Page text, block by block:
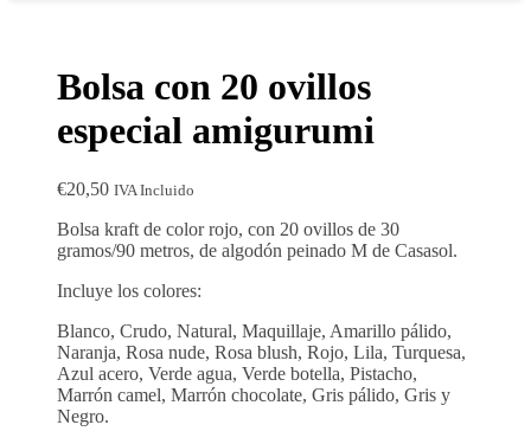
Bolsa con 20 ovillos
especial amigurumi
€20,50 IVA Incluido
Bolsa kraft de color rojo, con 20 ovillos de 30
gramos/90 metros, de algodón peinado M de Casasol.
Incluye los colores:
Blanco, Crudo, Natural, Maquillaje, Amarillo pálido,
Naranja, Rosa nude, Rosa blush, Rojo, Lila, Turquesa,
Azul acero, Verde agua, Verde botella, Pistacho,
Marrón camel, Marrón chocolate, Gris pálido, Gris y
Negro.